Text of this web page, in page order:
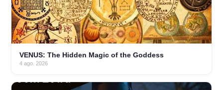
VENUS: The Hidden Magic of the Goddess
4 ago. 2026